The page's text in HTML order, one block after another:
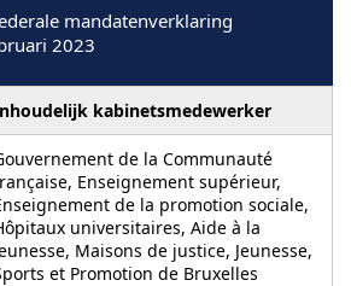
mandatenverklaring
2023
kabinetsmedewerker
de la Communauté
Enseignement supérieur,
de la promotion sociale,
universitaires, Aide à la
Maisons de justice, Jeunesse,
et Promotion de Bruxelles